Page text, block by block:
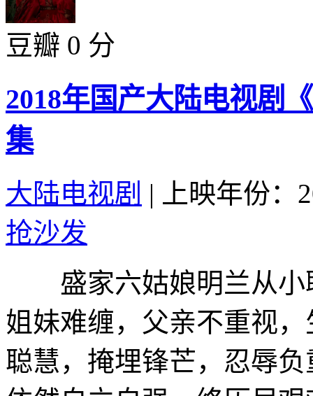
豆瓣 0 分
2018年国产大陆电视剧
集
大陆电视剧 |
上映年份：
抢沙发
盛家六姑娘明兰从小
姐妹难缠，父亲不重视
聪慧，掩埋锋芒，忍辱